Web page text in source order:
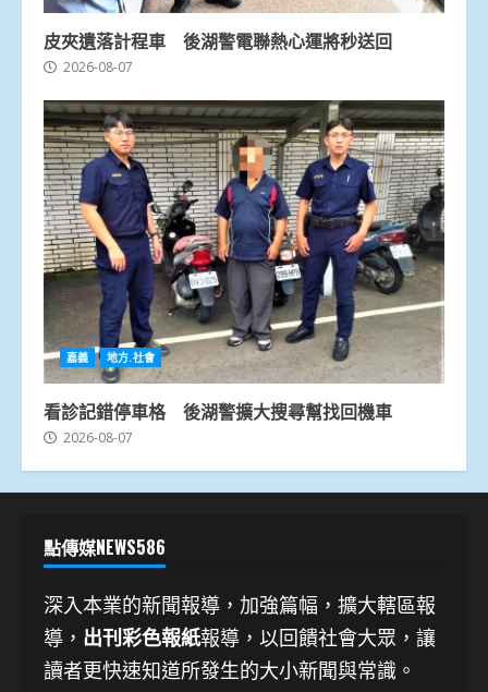
皮夾遺落計程車 後湖警電聯熱心運將秒送回
2026-08-07
嘉義 地方.社會
看診記錯停車格 後湖警擴大搜尋幫找回機車
2026-08-07
點傳媒NEWS586
深入本業的新聞報導，加強篇幅，擴大轄區報
導， 出刊彩色報紙報導，以回饋社會大眾，讓
讀者更快速知道所發生的大小新聞與常識。